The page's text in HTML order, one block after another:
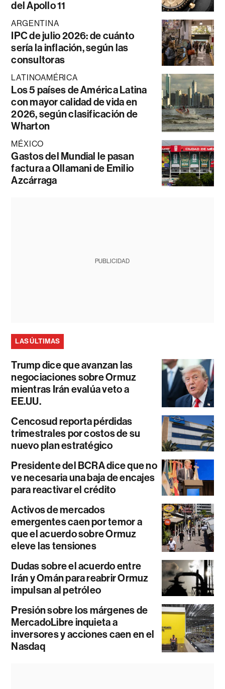
del Apollo 11
ARGENTINA
IPC de julio 2026: de cuánto
sería la inflación, según las
consultoras
LATINOAMÉRICA
Los 5 países de América Latina
con mayor calidad de vida en
2026, según clasificación de
Wharton
MÉXICO
Gastos del Mundial le pasan
factura a Ollamani de Emilio
Azcárraga
PUBLICIDAD
LAS ÚLTIMAS
Trump dice que avanzan las
negociaciones sobre Ormuz
mientras Irán evalúa veto a
EE.UU.
Cencosud reporta pérdidas
trimestrales por costos de su
nuevo plan estratégico
Presidente del BCRA dice que no
ve necesaria una baja de encajes
para reactivar el crédito
Activos de mercados
emergentes caen por temor a
que el acuerdo sobre Ormuz
eleve las tensiones
Dudas sobre el acuerdo entre
Irán y Omán para reabrir Ormuz
impulsan al petróleo
Presión sobre los márgenes de
MercadoLibre inquieta a
inversores y acciones caen en el
Nasdaq